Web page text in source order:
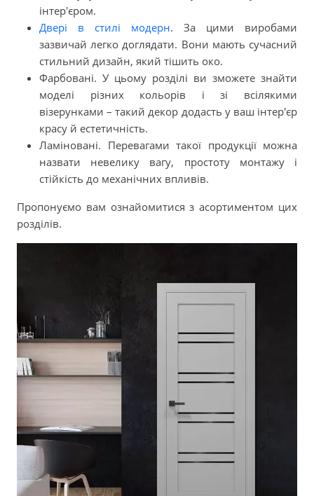
інтер'єром.
Двері в стилі модерн. За цими виробами
зазвичай легко доглядати. Вони мають сучасний
стильний дизайн, який тішить око.
Фарбовані. У цьому розділі ви зможете знайти
моделі різних кольорів і зі всілякими
візерунками – такий декор додасть у ваш інтер'єр
красу й естетичність.
Ламіновані. Перевагами такої продукції можна
назвати невелику вагу, простоту монтажу і
стійкість до механічних впливів.
Пропонуємо вам ознайомитися з асортиментом цих
розділів.